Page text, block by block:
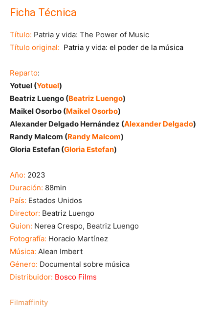
Ficha Técnica
Título: Patria y vida: The Power of Music
Título original: Patria y vida: el poder de la música
Reparto:
Yotuel (Yotuel)
Beatriz Luengo (Beatriz Luengo)
Maikel Osorbo (Maikel Osorbo)
Alexander Delgado Hernández (Alexander Delgado)
Randy Malcom (Randy Malcom)
Gloria Estefan (Gloria Estefan)
Año: 2023
Duración: 88min
País: Estados Unidos
Director: Beatriz Luengo
Guion: Nerea Crespo, Beatriz Luengo
Fotografía: Horacio Martínez
Música: Alean Imbert
Género: Documental sobre música
Distribuidor: Bosco Films
Filmaffinity